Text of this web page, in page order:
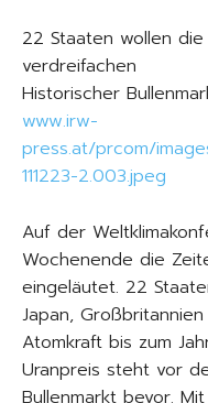
22 Staaten wollen
verdreifachen
Historischer
www.irw-
press.at/prcom/
111223-2.003.jpeg
Auf der
Wochenende die
eingeläutet. 22
Japan,
Atomkraft bis zum
Uranpreis steht vor
Bullenmarkt bevor.